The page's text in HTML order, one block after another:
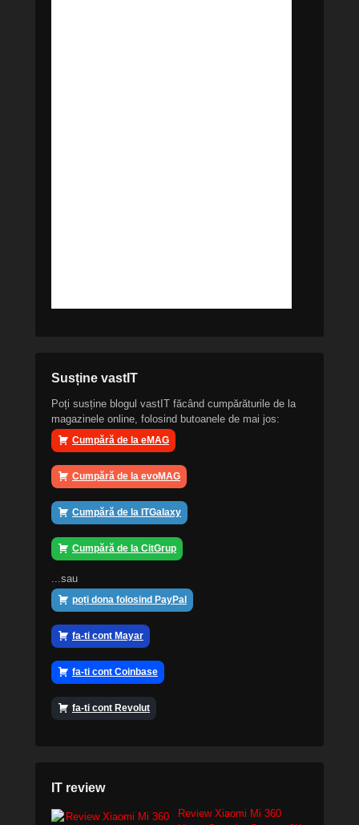
Susține vastIT
Poți susține blogul vastIT făcând cumpărăturile de la
magazinele online, folosind butoanele de mai jos:
Cumpără de la eMAG
Cumpără de la evoMAG
Cumpără de la ITGalaxy
Cumpără de la CitGrup
...sau
poți dona folosind PayPal
fa-ti cont Mayar
fa-ti cont Coinbase
fa-ti cont Revolut
IT review
Review Xiaomi Mi 360